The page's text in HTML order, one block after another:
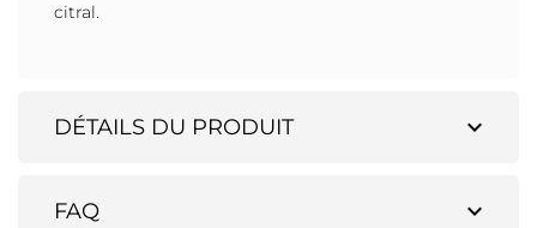
citral.
expand_more
DÉTAILS DU PRODUIT
expand_more
FAQ